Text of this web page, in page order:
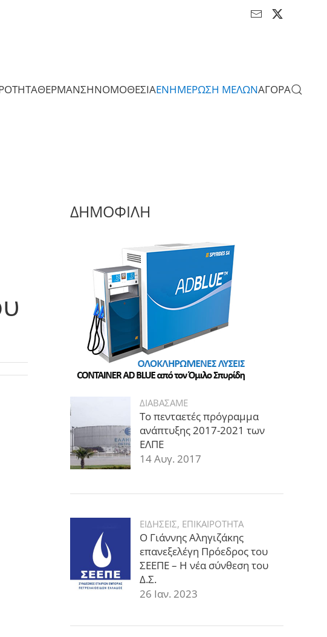
ΘΕΡΜΑΝΣΗΝΟΜΟΘΕΣΙΑΕΝΗΜΕΡΩΣΗ ΜΕΛΩΝΑΓΟΡΑ
ΔΗΜΟΦΙΛΗ
ΔΙΑΒΑΣΑΜΕ
Το πενταετές πρόγραμμα
ανάπτυξης 2017-2021 των
ΕΛΠΕ
14 Αυγ. 2017
ΕΙΔΗΣΕΙΣ, ΕΠΙΚΑΙΡΟΤΗΤΑ
Ο Γιάννης Αληγιζάκης
επανεξελέγη Πρόεδρος του
ΣΕΕΠΕ – Η νέα σύνθεση του
Δ.Σ.
26 Ιαν. 2023